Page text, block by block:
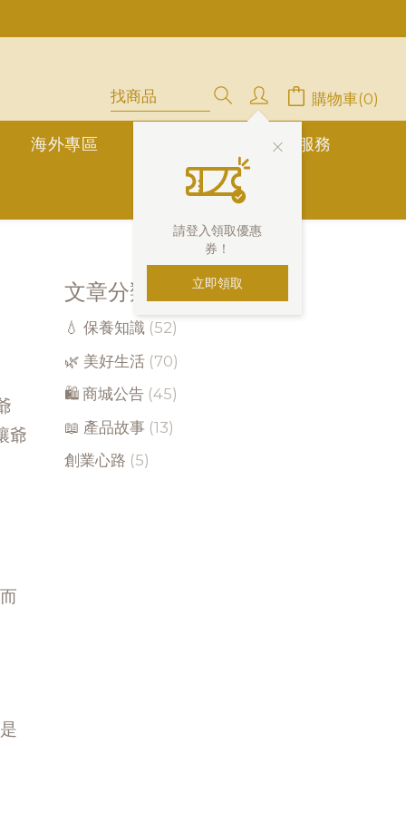
，請LINE, FB聯繫愛美香)
請登入領取優惠
券！
立即領取
購物車(0)
海外專區 1對1真人服務
爺
文章分類
💧 保養知識 (52)
🌿 美好生活 (70)
🛍 商城公告 (45)
📖 產品故事 (13)
創業心路 (5)